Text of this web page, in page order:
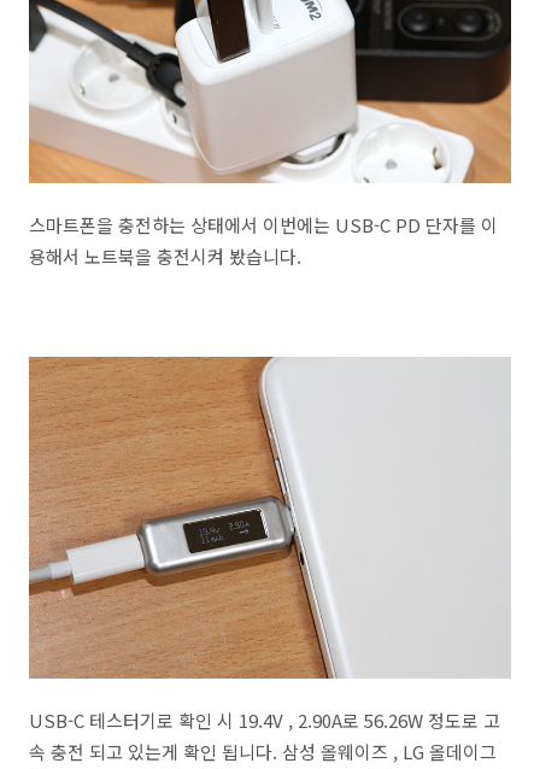
스마트폰을 충전하는 상태에서 이번에는 USB-C PD 단자를 이
용해서 노트북을 충전시켜 봤습니다.
USB-C 테스터기로 확인 시 19.4V , 2.90A로 56.26W 정도로 고
속 충전 되고 있는게 확인 됩니다. 삼성 올웨이즈 , LG 올데이그